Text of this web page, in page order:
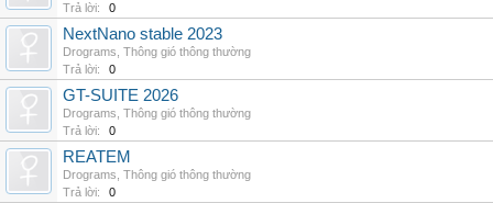
Trả lời:
0
NextNano stable 2023
Drograms Thông gió thông thường
Trả lời:
0
GT-SUITE 2026
Drograms Thông gió thông thường
Trả lời:
0
REATEM
Drograms Thông gió thông thường
Trả lời:
0